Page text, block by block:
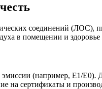
соединений (ЛОС),
в помещении и
(например, E1/E0).
на сертификаты и